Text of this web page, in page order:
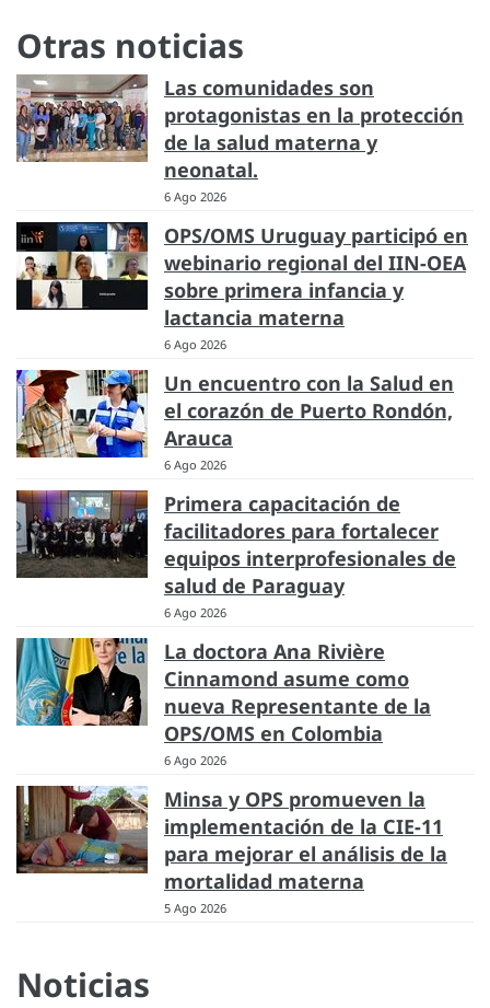
Otras noticias
Las comunidades son
protagonistas en la protección
de la salud materna y
neonatal.
6 Ago 2026
OPS/OMS Uruguay participó en
webinario regional del IIN-OEA
sobre primera infancia y
lactancia materna
6 Ago 2026
Un encuentro con la Salud en
el corazón de Puerto Rondón,
Arauca
6 Ago 2026
Primera capacitación de
facilitadores para fortalecer
equipos interprofesionales de
salud de Paraguay
6 Ago 2026
La doctora Ana Rivière
Cinnamond asume como
nueva Representante de la
OPS/OMS en Colombia
6 Ago 2026
Minsa y OPS promueven la
implementación de la CIE-11
para mejorar el análisis de la
mortalidad materna
5 Ago 2026
Noticias